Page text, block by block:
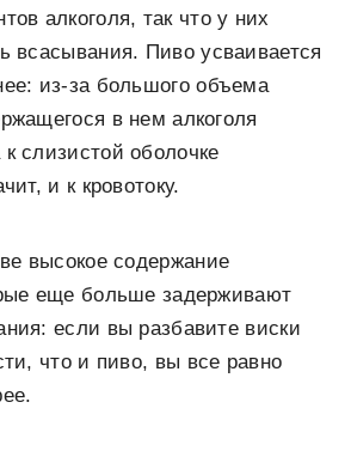
алкоголя, так что у них
всасывания. Пиво усваивается
из-за большого объема
в нем алкоголя
слизистой оболочке
и к кровотоку.
высокое содержание
еще больше задерживают
если вы разбавите виски
что и пиво, вы все равно